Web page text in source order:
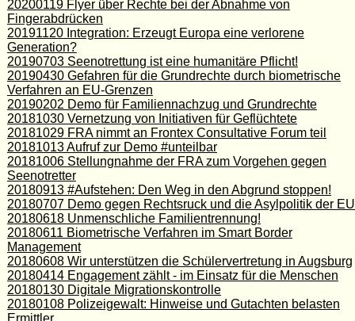
20200119 Flyer über Rechte bei der Abnahme von
Fingerabdrücken
20191120 Integration: Erzeugt Europa eine verlorene
Generation?
20190703 Seenotrettung ist eine humanitäre Pflicht!
20190430 Gefahren für die Grundrechte durch biometrische
Verfahren an EU-Grenzen
20190202 Demo für Familiennachzug und Grundrechte
20181030 Vernetzung von Initiativen für Geflüchtete
20181029 FRA nimmt an Frontex Consultative Forum teil
20181013 Aufruf zur Demo #unteilbar
20181006 Stellungnahme der FRA zum Vorgehen gegen
Seenotretter
20180913 #Aufstehen: Den Weg in den Abgrund stoppen!
20180707 Demo gegen Rechtsruck und die Asylpolitik der EU
20180618 Unmenschliche Familientrennung!
20180611 Biometrische Verfahren im Smart Border
Management
20180608 Wir unterstützen die Schülervertretung in Augsburg
20180414 Engagement zählt - im Einsatz für die Menschen
20180130 Digitale Migrationskontrolle
20180108 Polizeigewalt: Hinweise und Gutachten belasten
Ermittler